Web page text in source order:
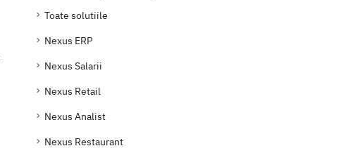
Toate solutiile
Nexus ERP
Nexus Salarii
Nexus Retail
Nexus Analist
Nexus Restaurant